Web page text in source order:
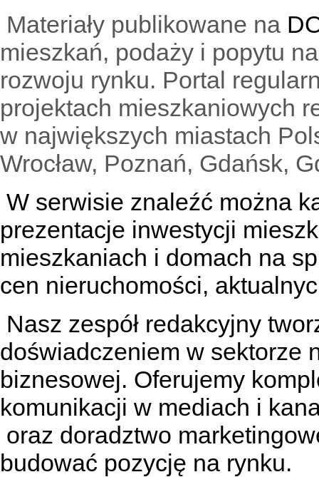
Materiały publikowane na
mieszkań, podaży i popytu
rozwoju rynku. Portal
projektach mieszkaniowych
w największych miastach
Wrocław, Poznań, Gdańsk,
W serwisie znaleźć można
prezentacje inwestycji
mieszkaniach i domach na
cen nieruchomości,
Nasz zespół redakcyjny
doświadczeniem w sektorze
biznesowej. Oferujemy
komunikacji w mediach i
oraz doradztwo
budować pozycję na rynku.